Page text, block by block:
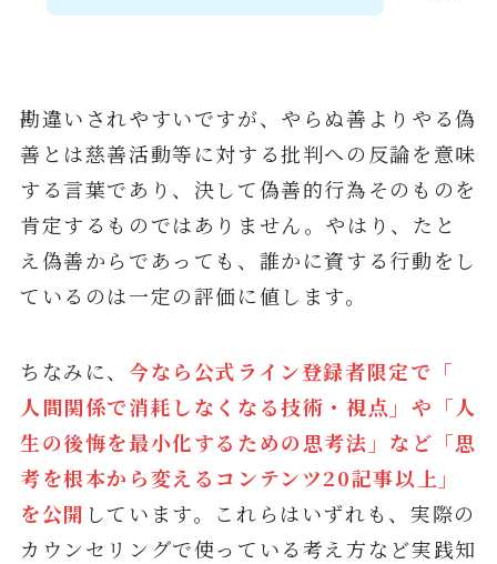
勘違いされやすいですが、やらぬ善よりやる偽
善とは慈善活動等に対する批判への反論を意味
する言葉であり、決して偽善的行為そのものを
肯定するものではありません。やはり、たと
え偽善からであっても、誰かに資する行動をし
ているのは一定の評価に値します。
ちなみに、 今なら公式ライン登録者限定で「
人間関係で消耗しなくなる技術・視点」や「人
生の後悔を最小化するための思考法」など「思
考を根本から変えるコンテンツ20記事以上」
を公開 しています。これらはいずれも、実際の
カウンセリングで使っている考え方など実践知